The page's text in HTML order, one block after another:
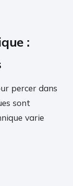
:
percer dans
sont
varie